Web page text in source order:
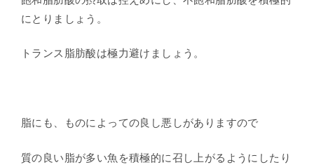
にとりましょう。
トランス脂肪酸は極力避けましょう。
脂にも、ものによっての良し悪しがありますので
質の良い脂が多い魚を積極的に召し上がるようにしたり